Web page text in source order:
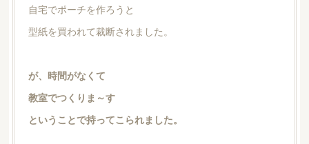
自宅でポーチを作ろうと
型紙を買われて裁断されました。
が、時間がなくて
教室でつくりま～す
ということで持ってこられました。